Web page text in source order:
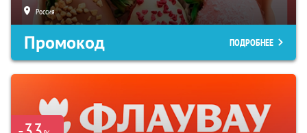
Россия
Промокод ПОДРОБНЕЕ